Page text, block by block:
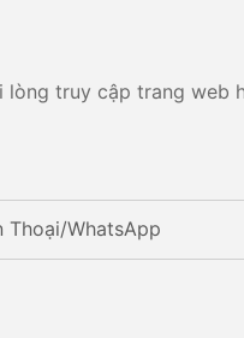
truy cập trang web
Thoại/WhatsApp